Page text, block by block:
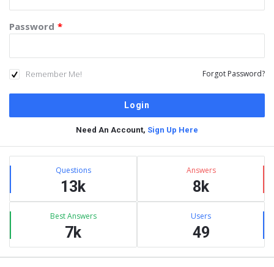
Password *
Remember Me! Forgot Password?
Need An Account, Sign Up Here
Sidebar
Stats Questions
13k
Answers
8k
Best Answers
7k
Users
49